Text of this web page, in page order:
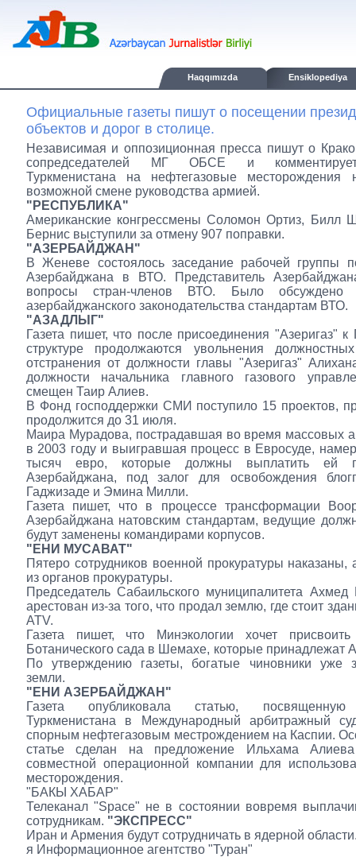
Haqqımızda Ensiklopediya
Официальные газеты пишут о посещении
объектов и дорог в столице.
Независимая и оппозиционная пресса пишут о
сопредседателей МГ ОБСЕ и
Туркменистана на нефтегазовые
возможной смене руководства армией.
"РЕСПУБЛИКА"
Американские конгрессмены Соломон Ортиз, Билл
Бернис выступили за отмену 907 поправки.
"АЗЕРБАЙДЖАН"
В Женеве состоялось заседание рабочей группы
Азербайджана в ВТО. Представитель
вопросы стран-членов ВТО. Было обсуждено
азербайджанского законодательства стандартам ВТО.
"АЗАДЛЫГ"
Газета пишет, что после присоединения "Азеригаз"
структуре продолжаются увольнения
отстранения от должности главы "Азеригаз"
должности начальника главного газового
смещен Таир Алиев.
В Фонд господдержки СМИ поступило 15 проектов,
продолжится до 31 июля.
Маира Мурадова, пострадавшая во время массовых
в 2003 году и выигравшая процесс в Евросуде,
тысяч евро, которые должны выплатить ей
Азербайджана, под залог для освобождения
Гаджизаде и Эмина Милли.
Газета пишет, что в процессе трансформации
Азербайджана натовским стандартам, ведущие
будут заменены командирами корпусов.
"ЕНИ МУСАВАТ"
Пятеро сотрудников военной прокуратуры наказаны,
из органов прокуратуры.
Председатель Сабаильского муниципалитета
арестован из-за того, что продал землю, где стоит
ATV.
Газета пишет, что Минэкологии хочет
Ботанического сада в Шемахе, которые принадлежат
По утверждению газеты, богатые чиновники уже
земли.
"ЕНИ АЗЕРБАЙДЖАН"
Газета опубликовала статью,
Туркменистана в Международный арбитражный
спорным нефтегазовым местрождением на Каспии.
статье сделан на предложение Ильхама
совместной операционной компании для
месторождения.
"БАКЫ ХАБАР"
Телеканал "Spaсe" не в состоянии вовремя
сотрудникам. "ЭКСПРЕСС"
Иран и Армения будут сотрудничать в ядерной
я Информационное агентство "Туран"